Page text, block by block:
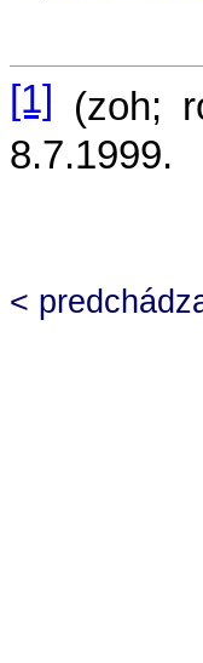
[1] (zoh;
8.7.1999.
<